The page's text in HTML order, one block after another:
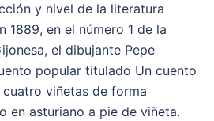
y nivel de la literatura
1889, en el número 1 de la
el dibujante Pepe
popular titulado Un cuento
viñetas de forma
en asturiano a pie de viñeta.